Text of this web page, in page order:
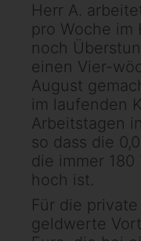
Herr A.
pro Woche im
noch
einen Vier-
August
im laufenden
Arbeitstagen
so dass die
die immer
hoch ist.
Für die
geldwerte